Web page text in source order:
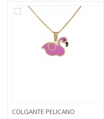
COLGANTE PELICANO